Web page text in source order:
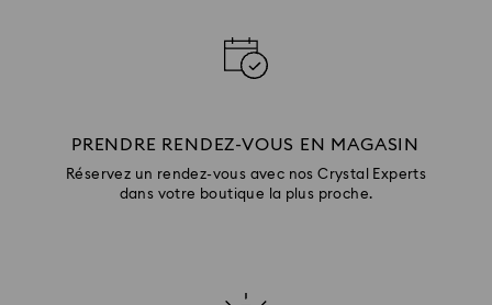
PRENDRE RENDEZ-VOUS EN MAGASIN
Réservez un rendez-vous avec nos Crystal Experts
dans votre boutique la plus proche.